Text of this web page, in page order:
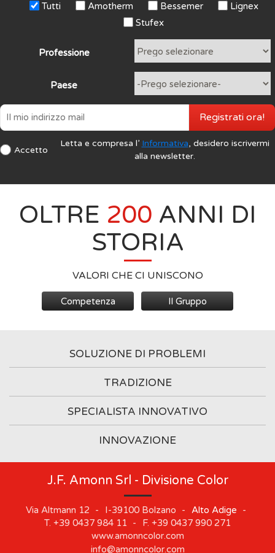
Tutti
Amotherm Bessemer
Lignex
Stufex
Professione
Paese
Accetto
Letta e compresa l’ Informativa, desidero iscrivermi
alla newsletter.
Registrati ora!
OLTRE 200 ANNI DI
STORIA
VALORI CHE CI UNISCONO
Competenza Il Gruppo
SOLUZIONE DI PROBLEMI
TRADIZIONE
SPECIALISTA INNOVATIVO
INNOVAZIONE
J.F. Amonn Srl - Divisione Color
Via Altmann 12 - I-39100 Bolzano - Alto Adige
-
T. +39 0437 984 11 - F. +39 0437 990 271
www.amonncolor.com
info@amonncolor.com